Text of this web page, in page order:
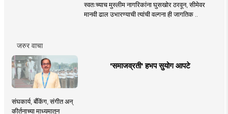
स्वतःच्याच मुस्लीम नागरिकांना घुसखोर ठरवून, सीमेवर
मानवी ढाल उभारण्याची त्यांची वल्गना ही जागतिक ..
जरुर वाचा
'समाजव्रती' हभप सुयोग आपटे
संघकार्य, बँकिंग, संगीत अन्
कीर्तनाच्या माध्यमातून